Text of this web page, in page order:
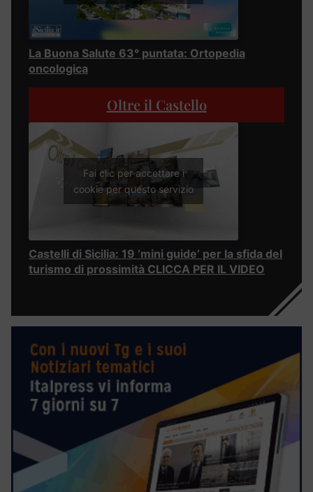
La Buona Salute 63° puntata: Ortopedia
oncologica
Oltre il Castello
Fai clic per accettare i
cookie per questo servizio
Castelli di Sicilia: 19 ‘mini guide’ per la sfida del
turismo di prossimità CLICCA PER IL VIDEO